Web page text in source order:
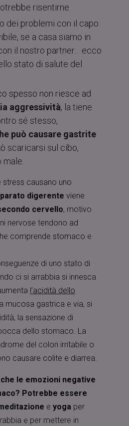
risentirne.
dei problemi con il capo
se a casa siamo in
il nostro partner… ecco
stato di salute del
spesso non riesce ad
aggressività, la tiene
sé stesso,
può causare gastrite
scaricarsi sul cibo,
stress causano uno
digerente viene
cervello, motivo
nervose tendono ad
comprende stomaco e
di uno stato di
ci si arrabbia si innesca
l’acidità dello
mucosa gastrica e via, si
la sensazione di
dello stomaco. La
del colon irritabile o
causare colite e diarrea.
le emozioni negative
Potrebbe essere
e yoga per
e per mettere in